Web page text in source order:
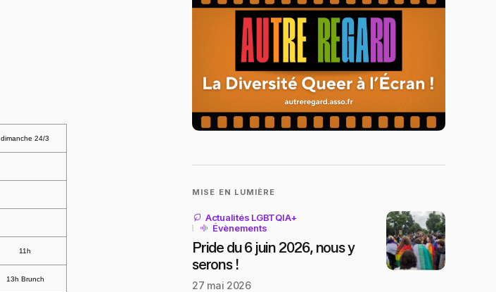
dimanche 24/3
11h
13h Brunch
MISE EN LUMIÈRE
Actualités LGBTQIA+
Évènements
Pride du 6 juin 2026, nous y
serons !
27 mai 2026